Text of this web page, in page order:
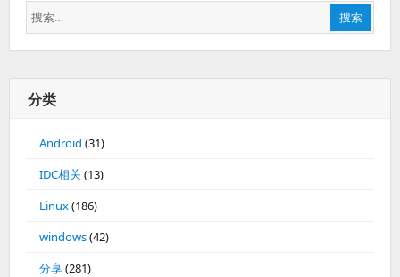
搜
索：
搜索
分类
Android (31)
IDC相关(13)
Linux(186)
windows(42)
分享(281)